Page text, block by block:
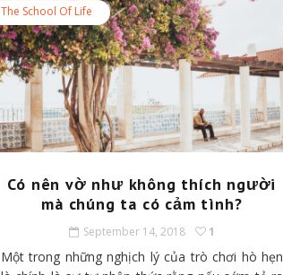
The School Of Life
Có nên vờ như không thích người
mà chúng ta có cảm tình?
September 14, 2018 1
Một trong những nghịch lý của trò chơi hò hẹn